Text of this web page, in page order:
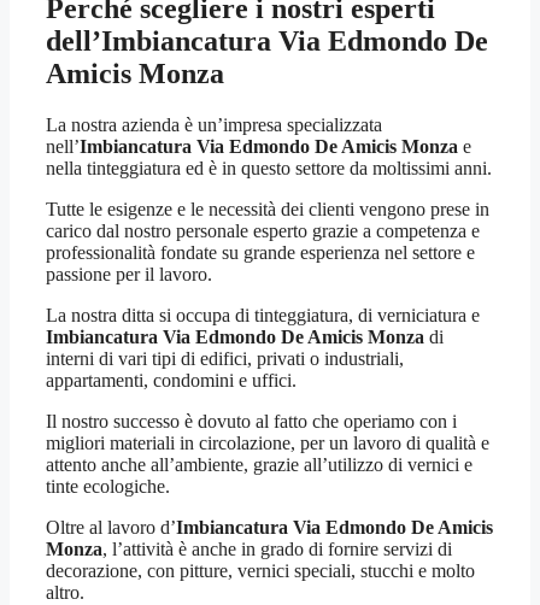
Perché scegliere i nostri esperti
dell’Imbiancatura Via Edmondo De
Amicis Monza
La nostra azienda è un’impresa specializzata
nell’Imbiancatura Via Edmondo De Amicis Monza e
nella tinteggiatura ed è in questo settore da moltissimi anni.
Tutte le esigenze e le necessità dei clienti vengono prese in
carico dal nostro personale esperto grazie a competenza e
professionalità fondate su grande esperienza nel settore e
passione per il lavoro.
La nostra ditta si occupa di tinteggiatura, di verniciatura e
Imbiancatura Via Edmondo De Amicis Monza di
interni di vari tipi di edifici, privati o industriali,
appartamenti, condomini e uffici.
Il nostro successo è dovuto al fatto che operiamo con i
migliori materiali in circolazione, per un lavoro di qualità e
attento anche all’ambiente, grazie all’utilizzo di vernici e
tinte ecologiche.
Oltre al lavoro d’Imbiancatura Via Edmondo De Amicis
Monza, l’attività è anche in grado di fornire servizi di
decorazione, con pitture, vernici speciali, stucchi e molto
altro.